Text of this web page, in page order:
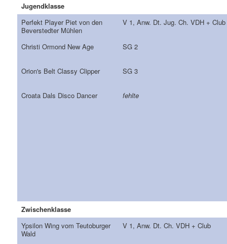
Jugendklasse
Perfekt Player Piet von den
Beverstedter Mühlen
V 1, Anw. Dt. Jug. Ch. VDH + Club
Christi Ormond New Age SG 2
Orion's Belt Classy Clipper SG 3
Croata Dals Disco Dancer fehlte
Zwischenklasse
Ypsilon Wing vom Teutoburger
Wald
V 1, Anw. Dt. Ch. VDH + Club